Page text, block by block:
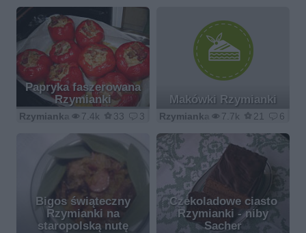
Papryka faszerowana
Rzymianki
7.4k 33 3
Rzymianka
Makówki Rzymianki
7.7k 21 6
Rzymianka
Bigos świąteczny
Rzymianki na
staropolską nutę
Czekoladowe ciasto
Rzymianki - niby
Sacher